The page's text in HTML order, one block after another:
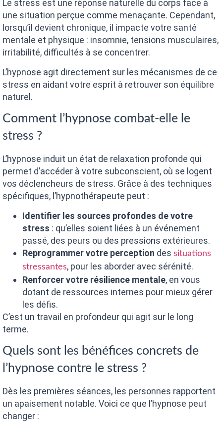
Le stress est une réponse naturelle du corps face à
une situation perçue comme menaçante. Cependant,
lorsqu’il devient chronique, il impacte votre santé
mentale et physique : insomnie, tensions musculaires,
irritabilité, difficultés à se concentrer.
L’hypnose agit directement sur les mécanismes de ce
stress en aidant votre esprit à retrouver son équilibre
naturel.
Comment l’hypnose combat-elle le
stress ?
L’hypnose induit un état de relaxation profonde qui
permet d’accéder à votre subconscient, où se logent
vos déclencheurs de stress. Grâce à des techniques
spécifiques, l’hypnothérapeute peut :
Identifier les sources profondes de votre
stress : qu’elles soient liées à un événement
passé, des peurs ou des pressions extérieures.
Reprogrammer votre perception des situations
stressantes, pour les aborder avec sérénité.
Renforcer votre résilience mentale, en vous
dotant de ressources internes pour mieux gérer
les défis.
C’est un travail en profondeur qui agit sur le long
terme.
Quels sont les bénéfices concrets de
l’hypnose contre le stress ?
Dès les premières séances, les personnes rapportent
un apaisement notable. Voici ce que l’hypnose peut
changer :